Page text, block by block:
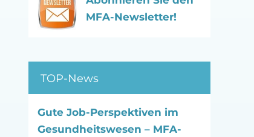
MFA-Newsletter!
TOP-News
Gute Job-Perspektiven im
Gesundheitswesen – MFA-